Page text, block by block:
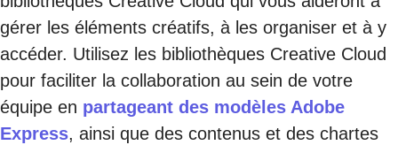
gérer les éléments créatifs, à les organiser et à y
accéder. Utilisez les bibliothèques Creative Cloud
pour faciliter la collaboration au sein de votre
équipe en partageant des modèles Adobe
Express, ainsi que des contenus et des chartes